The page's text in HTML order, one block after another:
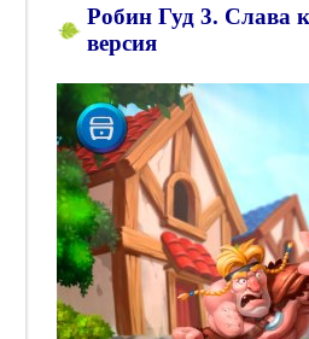
Робин Гуд 3. Слава
версия